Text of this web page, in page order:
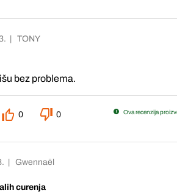
| TONY
bez problema.
0 0
Ova recenzija
| Gwennaël
curenja